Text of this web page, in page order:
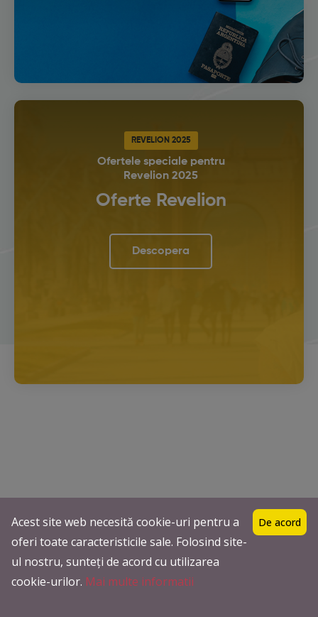
REVELION 2025
Ofertele speciale pentru
Revelion 2025
Oferte Revelion
Descopera
Experiență și încredere în călătorii
de neuitat!
Acest site web necesită cookie-uri pentru a
oferi toate caracteristicile sale. Folosind site-
ul nostru, sunteți de acord cu utilizarea
cookie-urilor. Mai multe informatii
De acord